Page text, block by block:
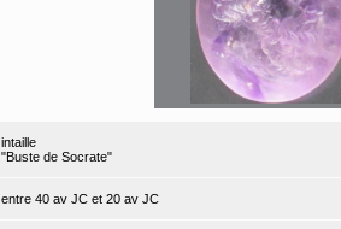
intaille
"Buste de Socrate"
entre 40 av JC et 20 av JC